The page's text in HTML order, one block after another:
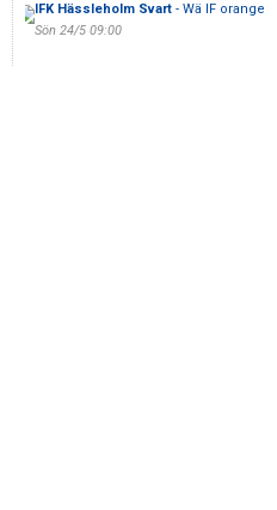
IFK Hässleholm Svart- Wä IF orange
Sön 24/5 09:00